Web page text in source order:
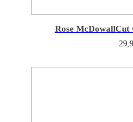
Rose McDowallCut